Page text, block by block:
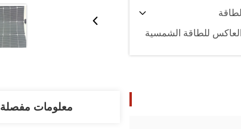
للطاقة الشمسية
معلومات مفصلة